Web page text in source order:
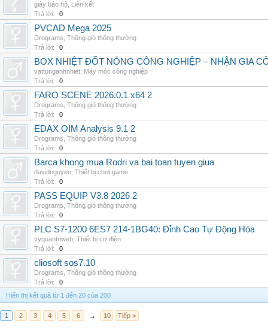
giày bảo hộ Liên kết
Trả lời:
0
PVCAD Mega 2025
Drograms Thông gió thông thường
Trả lời:
0
BOX NHIỆT ĐỐT NÓNG CÔNG NGHIỆP – NHẬN GIA
vattunganhnhiet Máy móc công nghiệp
Trả lời:
0
FARO SCENE 2026.0.1 x64 2
Drograms Thông gió thông thường
Trả lời:
0
EDAX OIM Analysis 9.1 2
Drograms Thông gió thông thường
Trả lời:
0
Barca khong mua Rodri va bai toan tuyen giua
davidnguyen Thiết bị chơi game
Trả lời:
0
PASS EQUIP V3.8 2026 2
Drograms Thông gió thông thường
Trả lời:
0
PLC S7-1200 6ES7 214-1BG40: Đỉnh Cao Tự Động Hóa
vyquantriweb Thiết bị cơ điện
Trả lời:
0
cliosoft sos7.10
Drograms Thông gió thông thường
Trả lời:
0
Hiển thị kết quả từ 1 đến 20 của 200
1 2 3 4 5 6 → 10 Tiếp >